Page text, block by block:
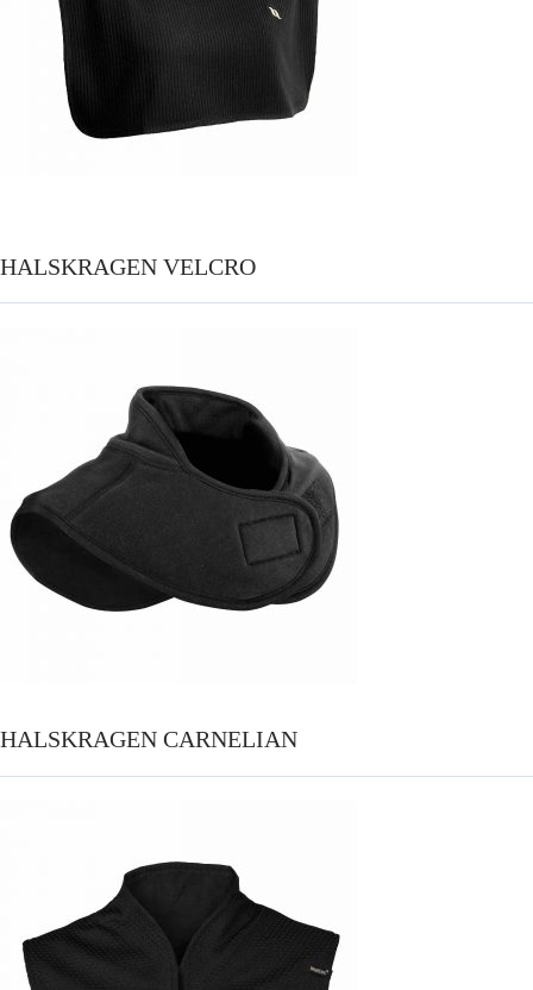
HALSKRAGEN VELCRO
HALSKRAGEN CARNELIAN